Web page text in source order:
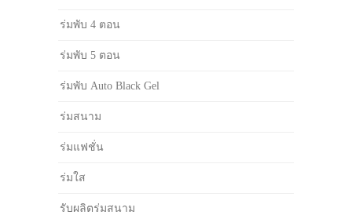
ร่มพับ 4 ตอน
ร่มพับ 5 ตอน
ร่มพับ Auto Black Gel
ร่มสนาม
ร่มแฟชั่น
ร่มใส
รับผลิตร่มสนาม